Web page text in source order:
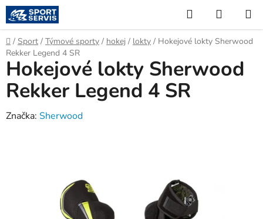
Přejít
na
obsah
Hledat
KOŠÍK
Domů
/ Sport / Týmové sporty / hokej / lokty / Hokejové lokty Sherwood
Rekker Legend 4 SR
Hokejové lokty Sherwood
Rekker Legend 4 SR
Značka: Sherwood